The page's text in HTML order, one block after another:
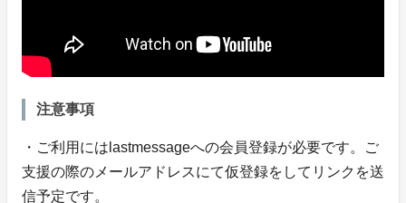
注意事項
・ご利用にはlastmessageへの会員登録が必要です。ご
支援の際のメールアドレスにて仮登録をしてリンクを送
信予定です。